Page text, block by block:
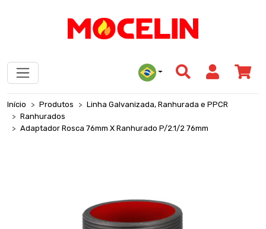
Início Produtos
Linha Galvanizada, Ranhurada e PPCR
Ranhurados
Adaptador Rosca 76mm X Ranhurado P/2.1/2 76mm